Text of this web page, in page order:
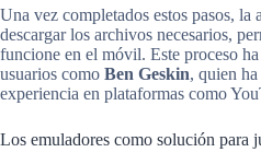
Una vez completados estos pasos, la
descargar los archivos necesarios,
funcione en el móvil. Este proceso
usuarios como Ben Geskin, quien
experiencia en plataformas como
Los emuladores como solución para